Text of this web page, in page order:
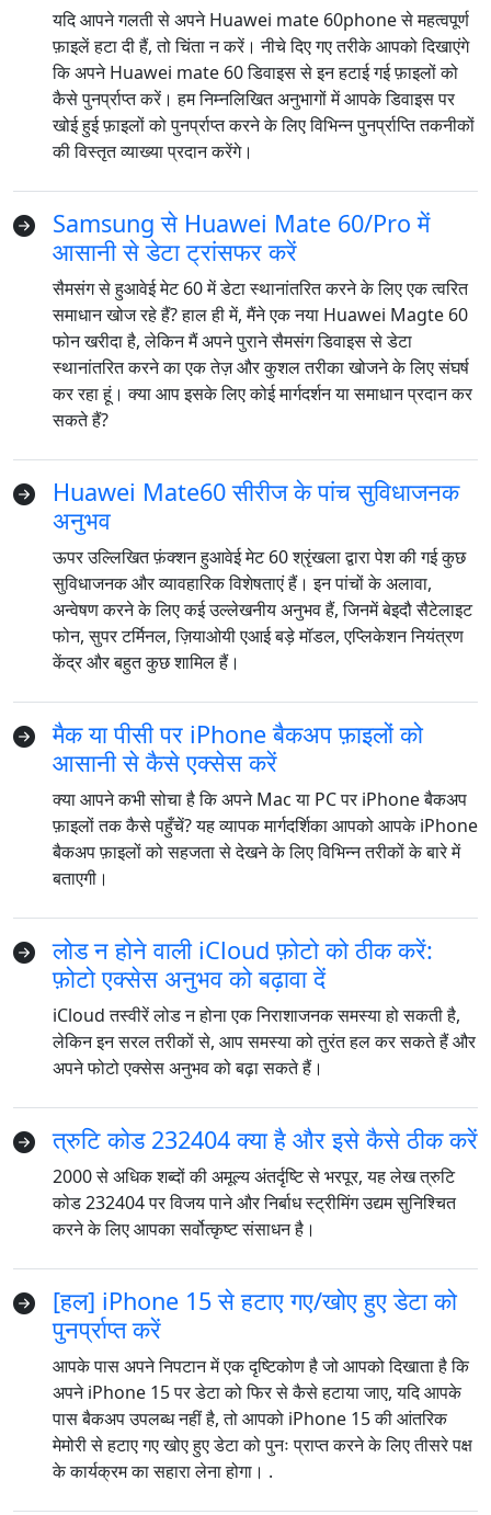
यदि आपने गलती से अपने Huawei mate 60phone से महत्वपूर्ण
फ़ाइलें हटा दी हैं, तो चिंता न करें। नीचे दिए गए तरीके आपको दिखाएंगे
कि अपने Huawei mate 60 डिवाइस से इन हटाई गई फ़ाइलों को
कैसे पुनर्प्राप्त करें। हम निम्नलिखित अनुभागों में आपके डिवाइस पर
खोई हुई फ़ाइलों को पुनर्प्राप्त करने के लिए विभिन्न पुनर्प्राप्ति तकनीकों
की विस्तृत व्याख्या प्रदान करेंगे।
Samsung से Huawei Mate 60/Pro में
आसानी से डेटा ट्रांसफर करें
सैमसंग से हुआवेई मेट 60 में डेटा स्थानांतरित करने के लिए एक त्वरित
समाधान खोज रहे हैं? हाल ही में, मैंने एक नया Huawei Magte 60
फोन खरीदा है, लेकिन मैं अपने पुराने सैमसंग डिवाइस से डेटा
स्थानांतरित करने का एक तेज़ और कुशल तरीका खोजने के लिए संघर्ष
कर रहा हूं। क्या आप इसके लिए कोई मार्गदर्शन या समाधान प्रदान कर
सकते हैं?
Huawei Mate60 सीरीज के पांच सुविधाजनक
अनुभव
ऊपर उल्लिखित फ़ंक्शन हुआवेई मेट 60 श्रृंखला द्वारा पेश की गई कुछ
सुविधाजनक और व्यावहारिक विशेषताएं हैं। इन पांचों के अलावा,
अन्वेषण करने के लिए कई उल्लेखनीय अनुभव हैं, जिनमें बेइदौ सैटेलाइट
फोन, सुपर टर्मिनल, ज़ियाओयी एआई बड़े मॉडल, एप्लिकेशन नियंत्रण
केंद्र और बहुत कुछ शामिल हैं।
मैक या पीसी पर iPhone बैकअप फ़ाइलों को
आसानी से कैसे एक्सेस करें
क्या आपने कभी सोचा है कि अपने Mac या PC पर iPhone बैकअप
फ़ाइलों तक कैसे पहुँचें? यह व्यापक मार्गदर्शिका आपको आपके iPhone
बैकअप फ़ाइलों को सहजता से देखने के लिए विभिन्न तरीकों के बारे में
बताएगी।
लोड न होने वाली iCloud फ़ोटो को ठीक करें:
फ़ोटो एक्सेस अनुभव को बढ़ावा दें
iCloud तस्वीरें लोड न होना एक निराशाजनक समस्या हो सकती है,
लेकिन इन सरल तरीकों से, आप समस्या को तुरंत हल कर सकते हैं और
अपने फोटो एक्सेस अनुभव को बढ़ा सकते हैं।
त्रुटि कोड 232404 क्या है और इसे कैसे ठीक करें
2000 से अधिक शब्दों की अमूल्य अंतर्दृष्टि से भरपूर, यह लेख त्रुटि
कोड 232404 पर विजय पाने और निर्बाध स्ट्रीमिंग उद्यम सुनिश्चित
करने के लिए आपका सर्वोत्कृष्ट संसाधन है।
[हल] iPhone 15 से हटाए गए/खोए हुए डेटा को
पुनर्प्राप्त करें
आपके पास अपने निपटान में एक दृष्टिकोण है जो आपको दिखाता है कि
अपने iPhone 15 पर डेटा को फिर से कैसे हटाया जाए, यदि आपके
पास बैकअप उपलब्ध नहीं है, तो आपको iPhone 15 की आंतरिक
मेमोरी से हटाए गए खोए हुए डेटा को पुनः प्राप्त करने के लिए तीसरे पक्ष
के कार्यक्रम का सहारा लेना होगा। .
भाषा स्विच
日本
Español
Português
Deutsche
Norsk
Suomalainen
Svenska
Dansk
Ελληνικά
Türk
русский
हिंदी